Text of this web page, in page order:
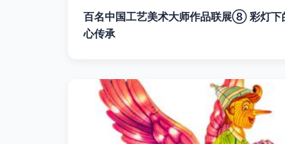
百名中国工艺美术大师作品联展⑧ 彩灯下
心传承